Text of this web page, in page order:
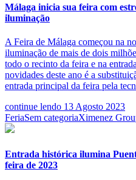
Málaga inicia sua feira com
iluminação
A Feira de Málaga começou na
iluminação de mais de dois
todo o recinto da feira e na
novidades deste ano é a
entrada principal da feira pela
continue lendo 13 Agosto 2023
FeriaSem categoriaXimenez
Entrada histórica ilumina
feira de 2023